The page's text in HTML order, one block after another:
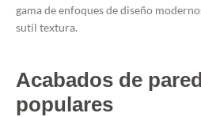
gama de enfoques de diseño
sutil textura.
Acabados de
populares